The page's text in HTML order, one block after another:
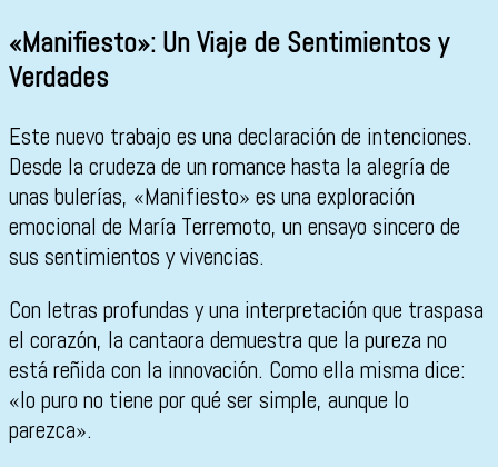
«Manifiesto»: Un Viaje de Sentimientos y
Verdades
Este nuevo trabajo es una declaración de intenciones.
Desde la crudeza de un romance hasta la alegría de
unas bulerías, «Manifiesto» es una exploración
emocional de María Terremoto, un ensayo sincero de
sus sentimientos y vivencias.
Con letras profundas y una interpretación que traspasa
el corazón, la cantaora demuestra que la pureza no
está reñida con la innovación. Como ella misma dice:
«lo puro no tiene por qué ser simple, aunque lo
parezca».